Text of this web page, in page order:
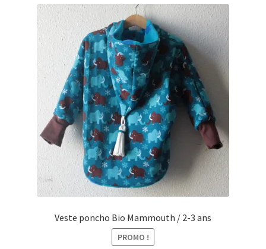
Veste poncho Bio Mammouth / 2-3 ans
PROMO !